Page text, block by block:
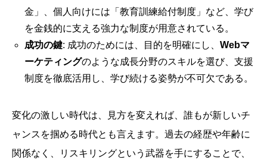
金」、個人向けには「教育訓練給付制度」など、学び
を金銭的に支える強力な制度が用意されている。
成功の鍵: 成功のためには、目的を明確にし、 Webマ
ーケティングのような成長分野のスキルを選び、支援
制度を徹底活用し、学び続ける姿勢が不可欠である。
変化の激しい時代は、見方を変えれば、誰もが新しいチ
ャンスを掴める時代とも言えます。過去の経歴や年齢に
関係なく、リスキリングという武器を手にすることで、